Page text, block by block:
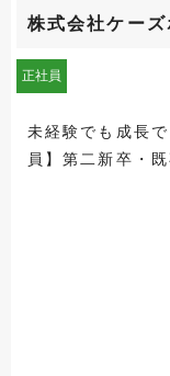
株式会社ケー
正社員
未経験でも成長
員】第二新卒・